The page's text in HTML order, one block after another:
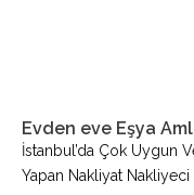
Evden eve Eşya
İstanbul’da Çok Uygun
Yapan Nakliyat